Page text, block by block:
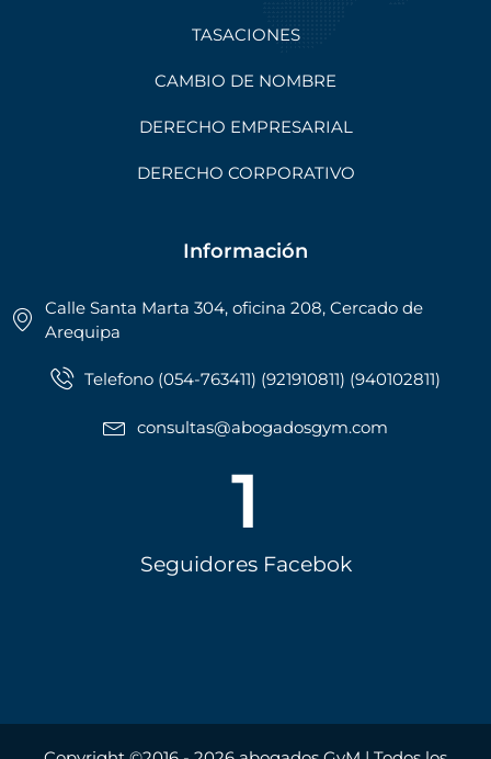
TASACIONES
CAMBIO DE NOMBRE
DERECHO EMPRESARIAL
DERECHO CORPORATIVO
Información
Calle Santa Marta 304, oficina 208, Cercado de
Arequipa
Telefono (054-763411) (921910811) (940102811)
consultas@abogadosgym.com
Seguidores Facebok
1